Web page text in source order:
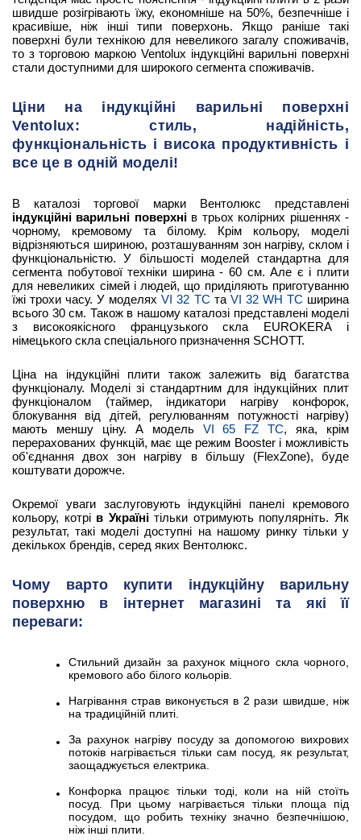
швидше розігрівають їжу, економніше на 50%, безпечніше і
красивіше, ніж інші типи поверхонь. Якщо раніше такі
поверхні були технікою для невеликого загалу споживачів,
то з торговою маркою Ventolux індукційні варильні поверхні
стали доступними для широкого сегмента споживачів.
Ціни на індукційні варильні поверхні
Ventolux: стиль, надійність,
функціональність і висока продуктивність і
все це в одній моделі!
В каталозі торгової марки Вентолюкс представлені
індукційні варильні поверхнів трьох колірних рішеннях -
чорному, кремовому та білому. Крім кольору, моделі
відрізняються шириною, розташуванням зон нагріву, склом і
функціональністю. У більшості моделей стандартна для
сегмента побутової техніки ширина - 60 см. Але є і плити
для невеликих сімей і людей, що приділяють приготуванню
їжі трохи часу. У моделяхVI 32 TC та VI 32 WH TC ширина
всього 30 см. Також в нашому каталозі представлені моделі
з високоякісного французького скла EUROKERA і
німецького скла спеціального призначення SCHOTT.
Ціна на індукційні плити також залежить від багатства
функціоналу. Моделі зі стандартним для індукційних плит
функціоналом (таймер, індикатори нагріву конфорок,
блокування від дітей, регулюванням потужності нагріву)
мають меншу ціну. А модель VI 65 FZ TC, яка, крім
перерахованих функцій, має ще режим Booster і можливість
об'єднання двох зон нагріву в більшу (FlexZone), буде
коштувати дорожче.
Окремої уваги заслуговують індукційні панелі кремового
кольору, котрі в Українітільки отримують популярніть. Як
результат, такі моделі доступні на нашому ринку тільки у
декількох брендів, серед яких Вентолюкс.
Чому варто купити індукційну варильну
поверхню в інтернет магазині та які її
переваги:
Стильний дизайн за рахунок міцного скла чорного,
кремового або білого кольорів.
Нагрівання страв виконується в 2 рази швидше, ніж
на традиційній плиті.
За рахунок нагріву посуду за допомогою вихрових
потоків нагрівається тільки сам посуд, як результат,
заощаджується електрика.
Конфорка працює тільки тоді, коли на ній стоїть
посуд. При цьому нагрівається тільки площа під
посудом, що робить техніку значно безпечнішою,
ніж інші плити.